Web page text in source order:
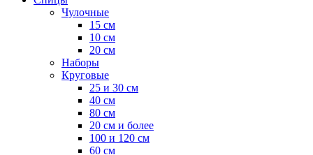
Чулочные
15 см
10 см
20 см
Наборы
Круговые
25 и 30 см
40 см
80 см
20 см и более
100 и 120 см
60 см